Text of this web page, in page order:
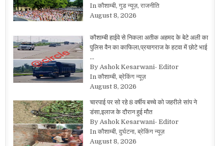
In कौशाम्बी, गुड न्यूज़, राजनीति
August 8, 2026
कौशाम्बी हाईवे से निकला अतीक अहमद के बेटे अली का
पुलिस वैन का काफिला,प्रयागराज के हटवा में छोटे भाई
…
By Ashok Kesarwani- Editor
In कौशाम्बी, ब्रेकिंग न्यूज़
August 8, 2026
चारपाई पर सो रहे 8 वर्षीय बच्चे को जहरीले सांप ने
डंसा,इलाज के दौरान हुई मौत
By Ashok Kesarwani- Editor
In कौशाम्बी, दुर्घटना, ब्रेकिंग न्यूज़
August 8, 2026